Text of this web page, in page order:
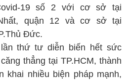
19 số 2 với cơ sở tại
quận 12 và cơ sở tại
Đức.
thứ tư diễn biến hết sức
thẳng tại TP.HCM, thành
khai nhiều biện pháp mạnh,